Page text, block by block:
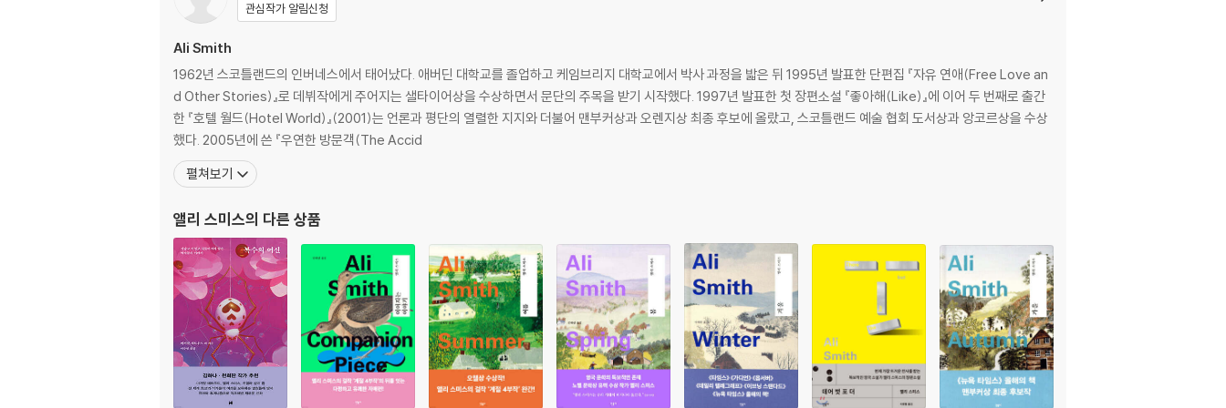
관심작가 알림신청
Ali Smith
1962년 스코틀랜드의 인버네스에서 태어났다. 애버딘 대학교를 졸업하고 케임브리지 대학교에서 박사 과정을 밟은 뒤 1995년 발표한 단편집 『자유 연애(Free Love an
d Other Stories)』로 데뷔작에게 주어지는 샐타이어상을 수상하면서 문단의 주목을 받기 시작했다. 1997년 발표한 첫 장편소설 『좋아해(Like)』에 이어 두 번째로 출간
한 『호텔 월드(Hotel World)』(2001)는 언론과 평단의 열렬한 지지와 더불어 맨부커상과 오렌지상 최종 후보에 올랐고, 스코틀랜드 예술 협회 도서상과 앙코르상을 수상
했다. 2005년에 쓴 『우연한 방문객(The Accid
펼쳐보기
앨리 스미스의 다른 상품